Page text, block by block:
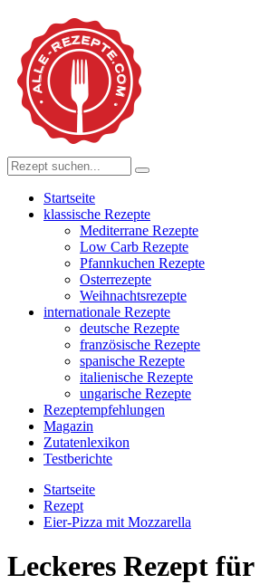
Startseite
klassische Rezepte
Mediterrane Rezepte
Low Carb Rezepte
Pfannkuchen Rezepte
Osterrezepte
Weihnachtsrezepte
internationale Rezepte
deutsche Rezepte
französische Rezepte
spanische Rezepte
italienische Rezepte
ungarische Rezepte
Rezeptempfehlungen
Magazin
Zutatenlexikon
Testberichte
Startseite
Rezept
Eier-Pizza mit Mozzarella
Leckeres Rezept für